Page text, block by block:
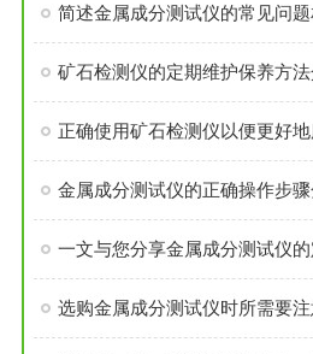
简述金属成分测试仪的常见问
矿石检测仪的定期维护保养方
正确使用矿石检测仪以便更好
金属成分测试仪的正确操作步
一文与您分享金属成分测试仪
选购金属成分测试仪时所需要